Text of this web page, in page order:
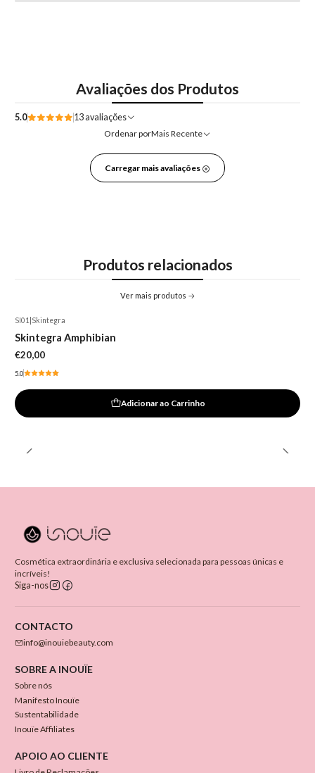
Avaliações dos Produtos
5.0
13 avaliações
Ordenar porMais Recente
Carregar mais avaliações
Produtos relacionados
Ver mais produtos
SI01 Skintegra
Skintegra Amphibian
€20,00
5.0
Adicionar ao Carrinho
Cosmética extraordinária e exclusiva selecionada para pessoas únicas e
incríveis!
Siga-nos
CONTACTO
info@inouiebeauty.com
SOBRE A INOUÏE
Sobre nós
Manifesto Inouïe
Sustentabilidade
Inouïe Affiliates
APOIO AO CLIENTE